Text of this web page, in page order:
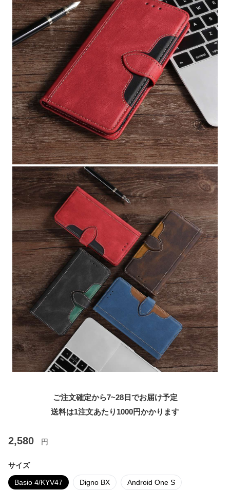
ご注文確定から7~28日でお届け予定
送料は1注文あたり 1000円かかります
2,580 円
サイズ
Basio 4/KYV47 Digno BX Android One S